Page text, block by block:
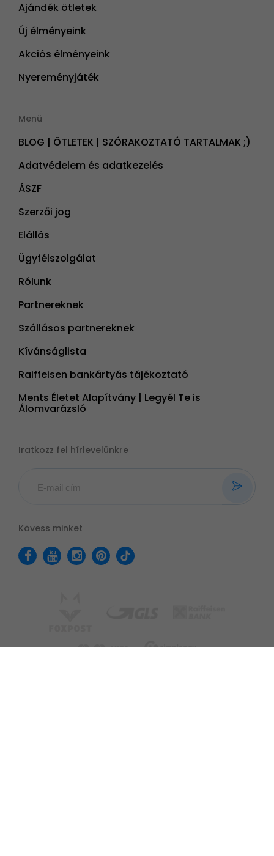
Ajándék ötletek
Új élményeink
Akciós élményeink
Nyereményjáték
Menü
BLOG | ÖTLETEK | SZÓRAKOZTATÓ TARTALMAK ;)
Adatvédelem és adatkezelés
ÁSZF
Szerzői jog
Elállás
Ügyfélszolgálat
Rólunk
Partnereknek
Szállásos partnereknek
Kívánságlista
Raiffeisen bankártyás tájékoztató
Ments Életet Alapítvány | Legyél Te is
Álomvarázsló
Iratkozz fel hírlevelünkre
Kövess minket